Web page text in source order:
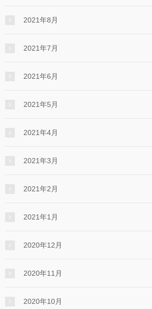
2021年8月
2021年7月
2021年6月
2021年5月
2021年4月
2021年3月
2021年2月
2021年1月
2020年12月
2020年11月
2020年10月